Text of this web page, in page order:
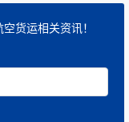
货运相关资讯！